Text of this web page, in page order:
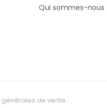
Qui sommes-nous
générales de vente